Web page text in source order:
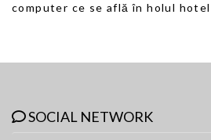
computer ce se află în holul
SOCIAL NETWORK